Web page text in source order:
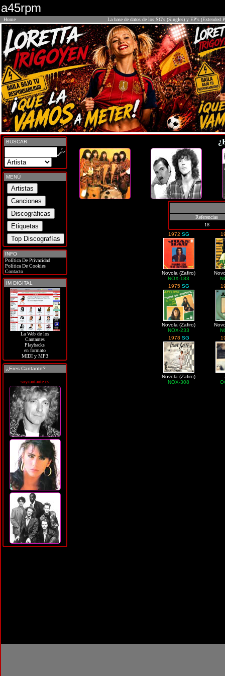
a45rpm
Home La base de datos de los SG's (Singles) y EP's (Extended
BUSCAR
MENÚ
INFO
Política De Privacidad
Política De Cookies
Contacto
IM DIGITAL
La Web de los
Cantantes
Playbacks
en formato
MIDI y MP3
¿Eres Cantante?
soycantante.es
Referencias
18
1972 SG
Novola (Zafiro)
NOX-183
1975 SG
Novola (Zafiro)
NOX-233
1978 SG
Novola (Zafiro)
NOX-308